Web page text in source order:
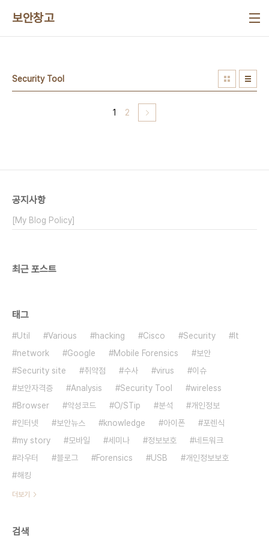
보안창고
Security Tool
1 2
공지사항
[My Blog Policy]
최근 포스트
태그
Util Various hacking Cisco Security
It
network
Google Mobile Forensics
보안
Security site
취약점 수사 virus
이슈
보안자격증
Analysis Security Tool
wireless
Browser
악성코드 O/STip 분석
개인정보
인터넷
보안뉴스 knowledge 아이폰
포렌식
my story
모바일 세미나 정보보호
네트워크
라우터
블로그 Forensics USB
개인정보보호
해킹
더보기
검색